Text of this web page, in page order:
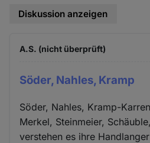
Diskussion anzeigen
A.S. (nicht überprüft)
Söder, Nahles, Kramp
Söder, Nahles, Kramp-
Merkel, Steinmeier,
verstehen es ihre